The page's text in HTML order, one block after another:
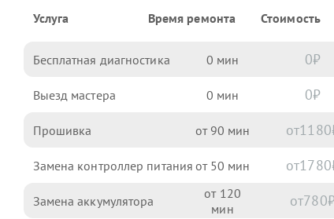
Услуга Время ремонта Стоимость
Бесплатная диагностика 0 0
Выезд мастера 0 0
Прошивка 90 1180
Замена контроллер питания 50 1780
Замена аккумулятора 120 780